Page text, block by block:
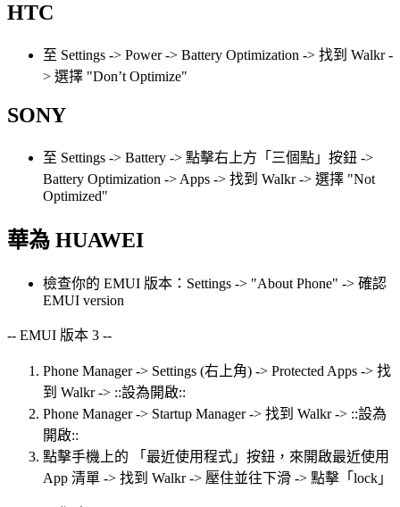
HTC
至 Settings -> Power -> Battery Optimization -> 找到 Walkr -
> 選擇 "Don’t Optimize"
SONY
至 Settings -> Battery -> 點擊右上方「三個點」按鈕 ->
Battery Optimization -> Apps -> 找到 Walkr -> 選擇 "Not
Optimized"
華為 HUAWEI
檢查你的 EMUI 版本：Settings -> "About Phone" -> 確認
EMUI version
-- EMUI 版本 3 --
Phone Manager -> Settings (右上角) -> Protected Apps -> 找
到 Walkr -> ::設為開啟::
Phone Manager -> Startup Manager -> 找到 Walkr -> ::設為
開啟::
點擊手機上的 「最近使用程式」按鈕，來開啟最近使用
App 清單 -> 找到 Walkr -> 壓住並往下滑 -> 點擊「lock」